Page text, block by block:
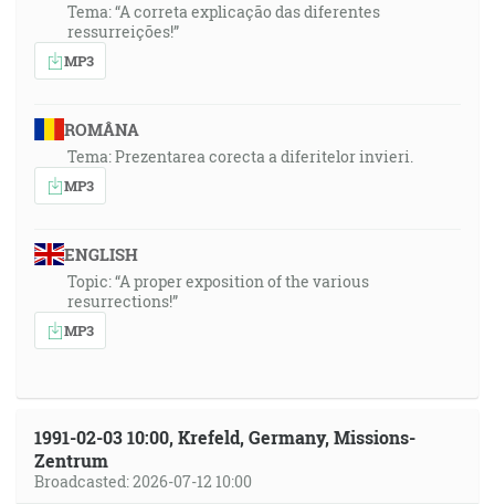
Tema: “A correta explicação das diferentes
ressurreições!”
MP3
ROMÂNA
Tema: Prezentarea corecta a diferitelor invieri.
MP3
ENGLISH
Topic: “A proper exposition of the various
resurrections!”
MP3
1991-02-03 10:00, Krefeld, Germany, Missions-
Zentrum
Broadcasted: 2026-07-12 10:00